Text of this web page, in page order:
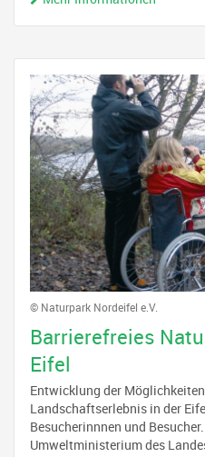
© Naturpark Nordeifel e.V.
Barrierefreies
Eifel
Entwicklung der
Landschaftserlebnis in der
Besucherinnnen und
Umweltministerium des